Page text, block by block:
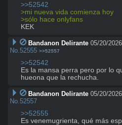
>>52542
>mi nueva vida comienza hoy
>sólo hace onlyfans
KEK
Bandanon Delirante 05/20/
No. 52555 >>52557
>>52542
Es la mansa perra pero por lo
hueona que la rechucha.
Bandanon Delirante 05/20/
No. 52557
>>52555
Es venemugrienta, qué más